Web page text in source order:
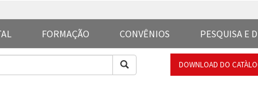
PESQUISA E
CONVÊNIOS
FORMAÇÃO
DOWNLOAD DO